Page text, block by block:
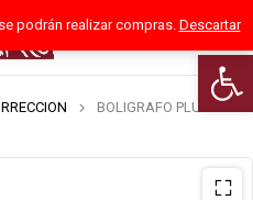
Abrir
podrán realizar compras. Descartar
0
BOLIGRAFO PLUS